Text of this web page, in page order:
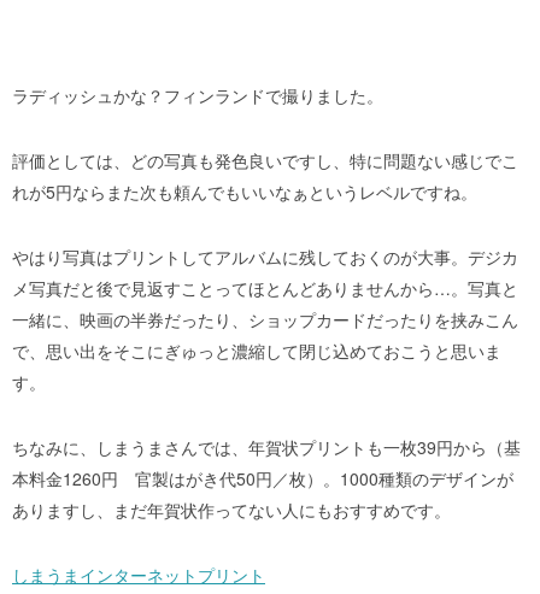
ラディッシュかな？フィンランドで撮りました。
評価としては、どの写真も発色良いですし、特に問題ない感じでこ
れが5円ならまた次も頼んでもいいなぁというレベルですね。
やはり写真はプリントしてアルバムに残しておくのが大事。デジカ
メ写真だと後で見返すことってほとんどありませんから…。写真と
一緒に、映画の半券だったり、ショップカードだったりを挟みこん
で、思い出をそこにぎゅっと濃縮して閉じ込めておこうと思いま
す。
ちなみに、しまうまさんでは、年賀状プリントも一枚39円から（基
本料金1260円 官製はがき代50円／枚）。1000種類のデザインが
ありますし、まだ年賀状作ってない人にもおすすめです。
しまうまインターネットプリント